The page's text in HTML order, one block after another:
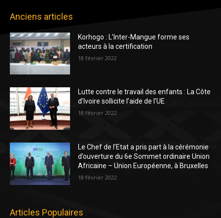
Anciens articles
Korhogo : L’Inter-Mangue forme ses
acteurs à la certification
18 février 2022
Lutte contre le travail des enfants : La Côte
d’Ivoire sollicite l’aide de l’UE
18 février 2022
Le Chef de l’Etat a pris part à la cérémonie
d’ouverture du 6e Sommet ordinaire Union
Africaine – Union Européenne, à Bruxelles
18 février 2022
Articles Populaires